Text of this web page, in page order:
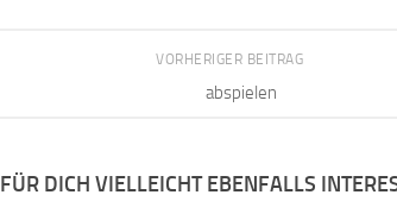
VORHERIGER BEITRAG
abspielen
FÜR DICH VIELLEICHT EBENFALLS